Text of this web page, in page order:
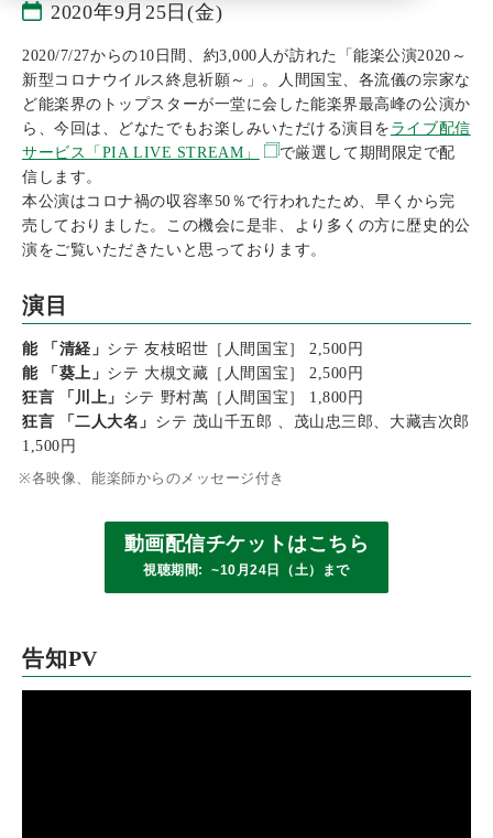
2020年9月25日(金)
2020/7/27からの10日間、約3,000人が訪れた「能楽公演2020～
新型コロナウイルス終息祈願～」。人間国宝、各流儀の宗家な
ど能楽界のトップスターが一堂に会した能楽界最高峰の公演か
ら、今回は、どなたでもお楽しみいただける演目を ライブ配信
サービス「PIA LIVE STREAM」
で厳選して期間限定で配
信します。
本公演はコロナ禍の収容率50％で行われたため、早くから完
売しておりました。この機会に是非、より多くの方に歴史的公
演をご覧いただきたいと思っております。
演目
能 「清経」 シテ 友枝昭世［人間国宝］ 2,500円
能 「葵上」 シテ 大槻文藏［人間国宝］ 2,500円
狂言 「川上」 シテ 野村萬［人間国宝］ 1,800円
狂言 「二人大名」 シテ 茂山千五郎 、茂山忠三郎、大藏吉次郎
1,500円
各映像、能楽師からのメッセージ付き
動画配信チケットはこちら
視聴期間: ~10月24日（土）まで
告知PV